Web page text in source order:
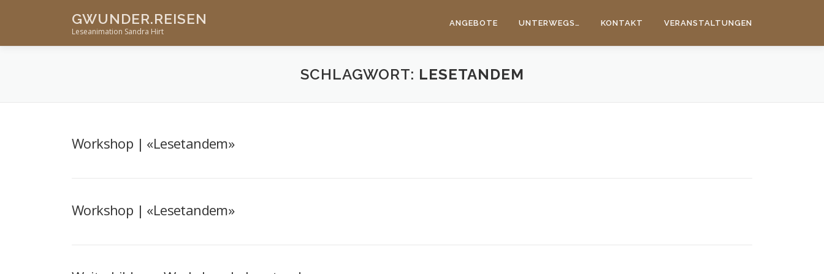
GWUNDER.REISEN
Leseanimation Sandra Hirt
ANGEBOTE UNTERWEGS… KONTAKT VERANSTALTUNGEN
SCHLAGWORT: LESETANDEM
Workshop | «Lesetandem»
Workshop | «Lesetandem»